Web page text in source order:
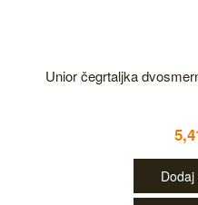
Unior čegrtaljka